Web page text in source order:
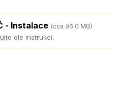
- Instalace (cca 96.0 MB)
dle instrukcí.